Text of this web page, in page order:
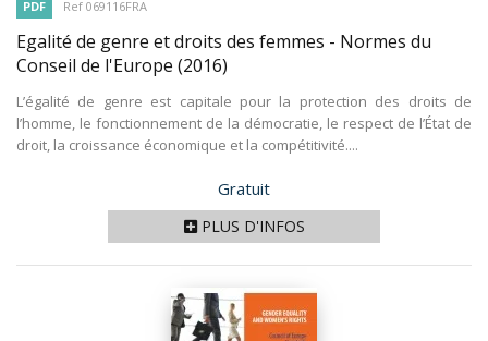
PDF Ref 069116FRA
Egalité de genre et droits des femmes - Normes du
Conseil de l'Europe (2016)
L’égalité de genre est capitale pour la protection des droits de
l’homme, le fonctionnement de la démocratie, le respect de l’État de
droit, la croissance économique et la compétitivité....
Prix
Gratuit
PLUS D'INFOS